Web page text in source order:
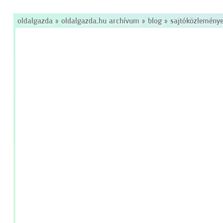
oldalgazda » oldalgazda.hu archívum » blog»